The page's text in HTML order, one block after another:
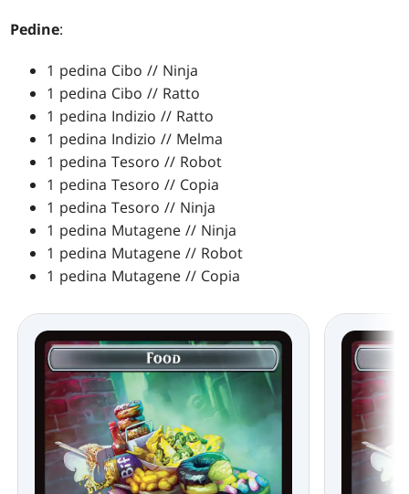
Pedine:
1 pedina Cibo // Ninja
1 pedina Cibo // Ratto
1 pedina Indizio // Ratto
1 pedina Indizio // Melma
1 pedina Tesoro // Robot
1 pedina Tesoro // Copia
1 pedina Tesoro // Ninja
1 pedina Mutagene // Ninja
1 pedina Mutagene // Robot
1 pedina Mutagene // Copia